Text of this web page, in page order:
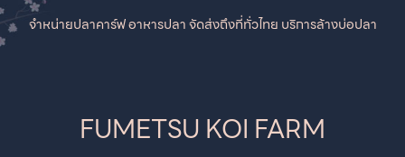
จำหน่ายปลาคาร์ฟ อาหารปลา จัดส่งถึงที่ทั่วไทย บริการล้างบ่อปลา
FUMETSU KOI FARM